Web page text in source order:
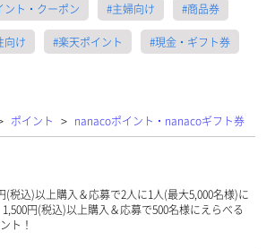
ント・クーポン #主婦向け #商品券
向け #楽天ポイント #現金・ギフト券
ポイント > nanacoポイント・nanacoギフト券
(税込)以上購入＆応募で2人に1人(最大5,000名様)に
円(税込)以上購入＆応募で500名様にえらべる
ト！